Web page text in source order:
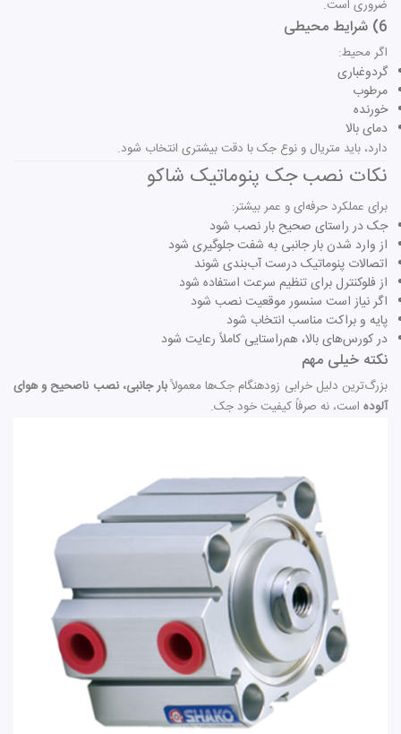
ضروری است.
6) شرایط محیطی
اگر محیط:
گردوغباری
مرطوب
خورنده
دمای بالا
دارد، باید متریال و نوع جک با دقت بیشتری انتخاب شود.
نکات نصب جک پنوماتیک شاکو
برای عملکرد حرفه‌ای و عمر بیشتر:
جک در راستای صحیح بار نصب شود
از وارد شدن بار جانبی به شفت جلوگیری شود
اتصالات پنوماتیک درست آب‌بندی شوند
از فلوکنترل برای تنظیم سرعت استفاده شود
اگر نیاز است سنسور موقعیت نصب شود
پایه و براکت مناسب انتخاب شود
در کورس‌های بالا، هم‌راستایی کاملاً رعایت شود
نکته خیلی مهم
بزرگ‌ترین دلیل خرابی زودهنگام جک‌ها معمولاًبار جانبی، نصب ناصحیح و هوای
آلوده است، نه صرفاً کیفیت خود جک.